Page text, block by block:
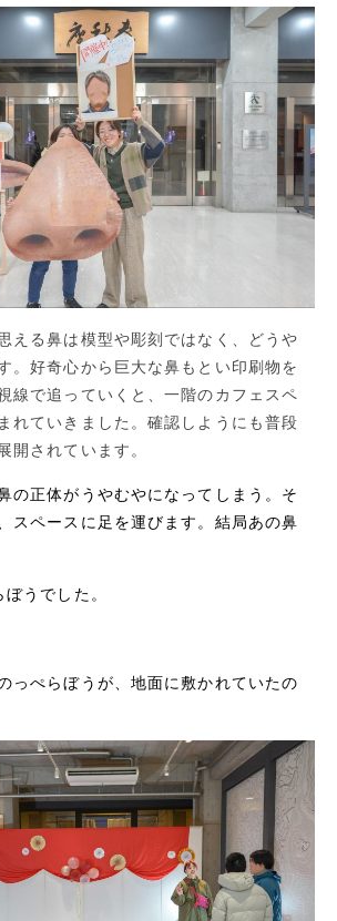
える鼻は模型や彫刻ではなく、どうや
。好奇心から巨大な鼻もとい印刷物を
線で追っていくと、一階のカフェスペ
れていきました。確認しようにも普段
開されています。
の正体がうやむやになってしまう。そ
スペースに足を運びます。結局あの鼻
うでした。
っぺらぼうが、地面に敷かれていたの